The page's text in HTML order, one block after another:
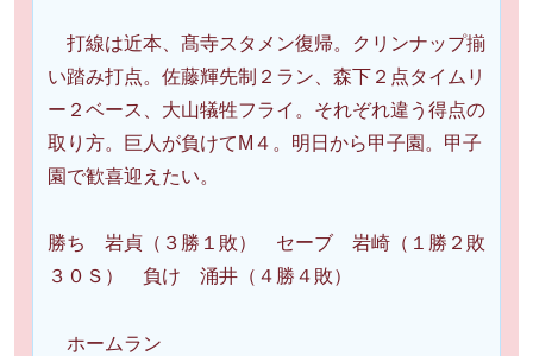
打線は近本、髙寺スタメン復帰。クリンナップ揃
い踏み打点。佐藤輝先制２ラン、森下２点タイムリ
ー２ベース、大山犠牲フライ。それぞれ違う得点の
取り方。巨人が負けてM４。明日から甲子園。甲子
園で歓喜迎えたい。
勝ち 岩貞（３勝１敗） セーブ 岩崎（１勝２敗
３０Ｓ） 負け 涌井（４勝４敗）
ホームラン